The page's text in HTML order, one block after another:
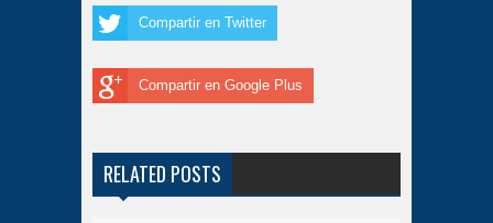
Compartir en Twitter
Compartir en Google Plus
RELATED POSTS